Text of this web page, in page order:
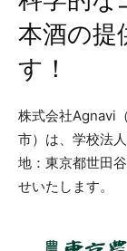
本酒の提
す！
株式会社Agnavi
市）は、学校法
地：東京都世田
せいたします。